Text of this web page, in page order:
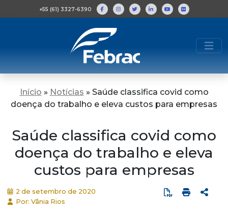
+55 (61) 3327-6390
Início » Notícias » Saúde classifica covid como
doença do trabalho e eleva custos para empresas
Saúde classifica covid como
doença do trabalho e eleva
custos para empresas
2 de setembro de 2020
Por: Vânia Rios